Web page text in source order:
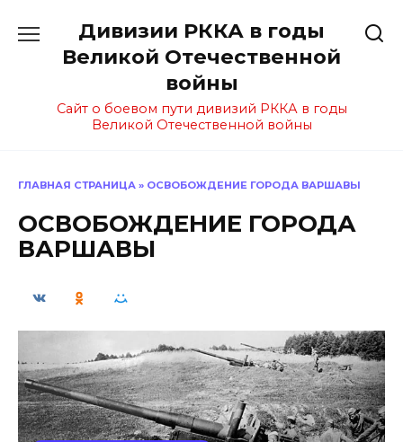
содержанию
Дивизии РККА в годы
Великой Отечественной
войны
Сайт о боевом пути дивизий РККА в годы
Великой Отечественной войны
ГЛАВНАЯ СТРАНИЦА » ОСВОБОЖДЕНИЕ ГОРОДА ВАРШАВЫ
ОСВОБОЖДЕНИЕ ГОРОДА
ВАРШАВЫ